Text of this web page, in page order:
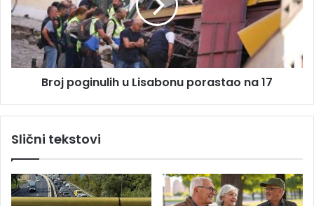
o
r
a
n
r
e
u
m
p
o
g
i
n
u
s
a
Broj poginulih u Lisabonu porastao na 17
Slični tekstovi